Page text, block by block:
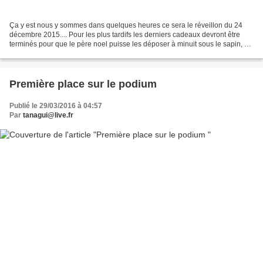
Ça y est nous y sommes dans quelques heures ce sera le réveillon du 24
décembre 2015.... Pour les plus tardifs les derniers cadeaux devront être
terminés pour que le père noel puisse les déposer à minuit sous le sapin, et
Première place sur le podium
Publié le 29/03/2016 à 04:57
Par tanagui@live.fr